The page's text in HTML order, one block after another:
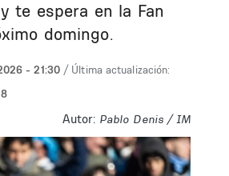
te espera en la Fan
domingo.
- 21:30 / Última actualización:
Autor: Pablo Denis / IM